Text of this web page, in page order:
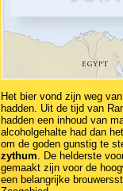
Het bier vond zijn weg
hadden. Uit de tijd van
hadden een inhoud van
alcoholgehalte had dan
om de goden gunstig te
zythum . De helderste
gemaakt zijn voor de
een belangrijke